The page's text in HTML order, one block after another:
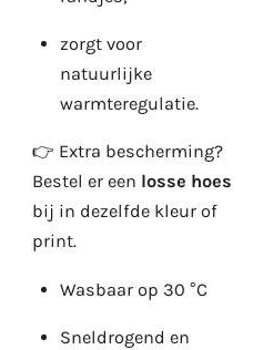
zorgt voor
natuurlijke
warmteregulatie.
👉 Extra bescherming?
Bestel er een losse hoes
bij in dezelfde kleur of
print.
Wasbaar op 30 °C
Sneldrogend en